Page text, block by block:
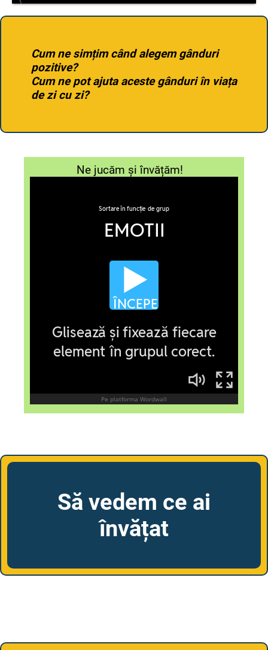
Cum ne simțim când alegem gânduri
pozitive?
Cum ne pot ajuta aceste gânduri în viața
de zi cu zi?
Ne jucăm și învățăm!
Să vedem ce ai
învățat